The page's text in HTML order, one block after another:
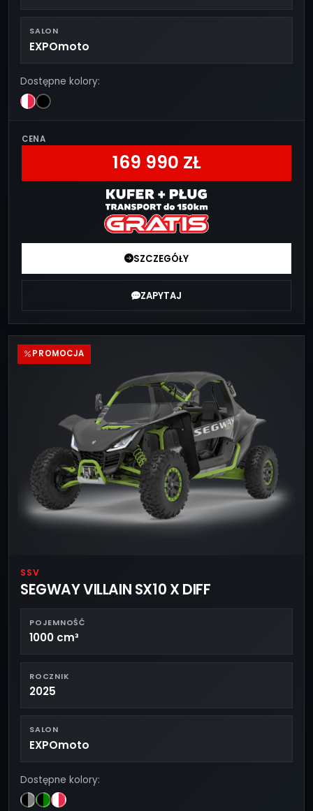
SALON
EXPOmoto
Dostępne kolory:
CENA
169 990 ZŁ
SZCZEGÓŁY
ZAPYTAJ
PROMOCJA
SSV
SEGWAY VILLAIN SX10 X DIFF
POJEMNOŚĆ
1000 cm³
ROCZNIK
2025
SALON
EXPOmoto
Dostępne kolory: